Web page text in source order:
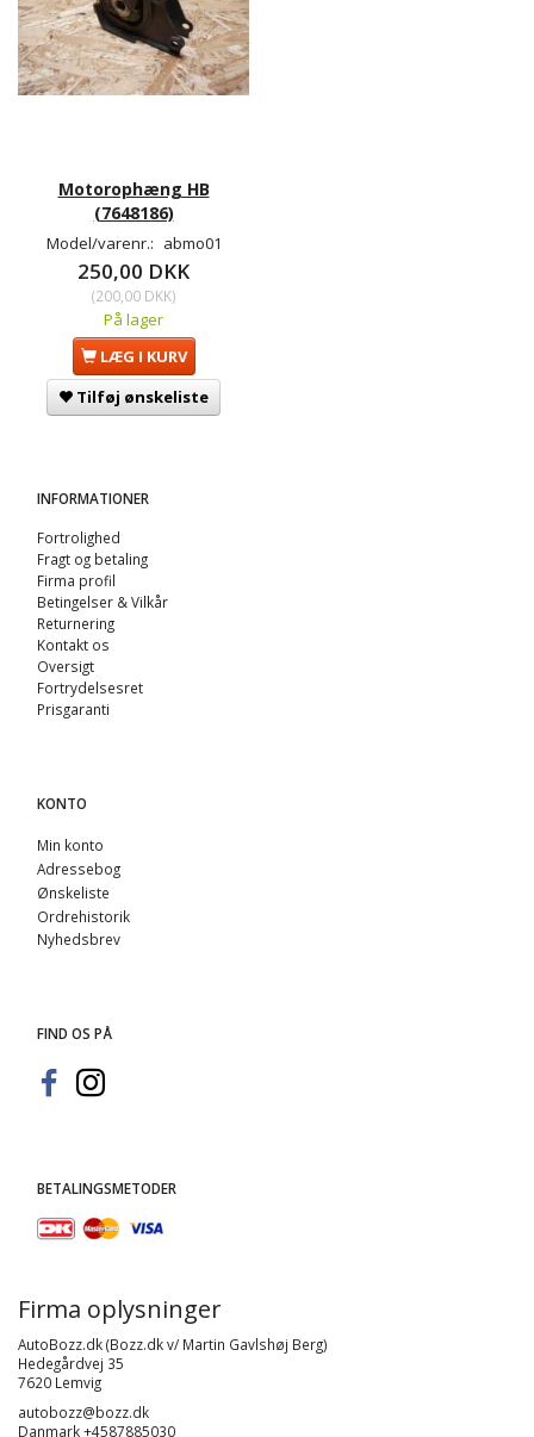
Motorophæng HB
(7648186)
Model/varenr.: abmo01
250,00 DKK
(200,00 DKK)
På lager
LÆG I KURV
Tilføj ønskeliste
INFORMATIONER
Fortrolighed
Fragt og betaling
Firma profil
Betingelser & Vilkår
Returnering
Kontakt os
Oversigt
Fortrydelsesret
Prisgaranti
KONTO
Min konto
Adressebog
Ønskeliste
Ordrehistorik
Nyhedsbrev
FIND OS PÅ
BETALINGSMETODER
Firma oplysninger
AutoBozz.dk (Bozz.dk v/ Martin Gavlshøj Berg)
Hedegårdvej 35
7620 Lemvig
autobozz@bozz.dk
Danmark +4587885030